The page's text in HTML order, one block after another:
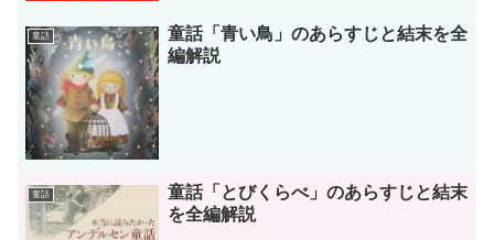
童話
童話「青い鳥」のあらすじと結末を全
編解説
童話
童話「とびくらべ」のあらすじと結末
を全編解説